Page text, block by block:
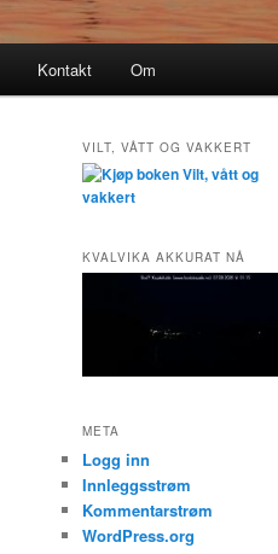
Kontakt Om
VILT, VÅTT OG VAKKERT
KVALVIKA AKKURAT NÅ
META
Logg inn
Innleggsstrøm
Kommentarstrøm
WordPress.org